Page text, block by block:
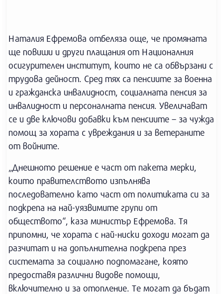
Наталия Ефремова отбеляза още, че промяната
ще повиши и други плащания от Националния
осигурителен институт, които не са обвързани с
трудова дейност. Сред тях са пенсиите за военна
и гражданска инвалидност, социалната пенсия за
инвалидност и персоналната пенсия. Увеличават
се и две ключови добавки към пенсиите – за чужда
помощ за хората с увреждания и за ветераните
от войните.
„Днешното решение е част от пакета мерки,
които правителството изпълнява
последователно като част от политиката си за
подкрепа на най-уязвимите групи от
обществото“, каза министър Ефремова. Тя
припомни, че хората с най-ниски доходи могат да
разчитат и на допълнителна подкрепа през
системата за социално подпомагане, която
предоставя различни видове помощи,
включително и за отопление. Те могат да бъдат